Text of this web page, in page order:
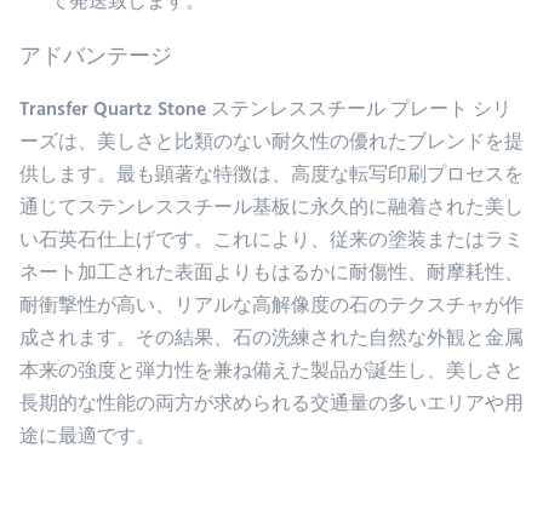
アドバンテージ
Transfer Quartz Stone ステンレススチール プレート シリ
ーズは、美しさと比類のない耐久性の優れたブレンドを提
供します。最も顕著な特徴は、高度な転写印刷プロセスを
通じてステンレススチール基板に永久的に融着された美し
い石英石仕上げです。これにより、従来の塗装またはラミ
ネート加工された表面よりもはるかに耐傷性、耐摩耗性、
耐衝撃性が高い、リアルな高解像度の石のテクスチャが作
成されます。その結果、石の洗練された自然な外観と金属
本来の強度と弾力性を兼ね備えた製品が誕生し、美しさと
長期的な性能の両方が求められる交通量の多いエリアや用
途に最適です。